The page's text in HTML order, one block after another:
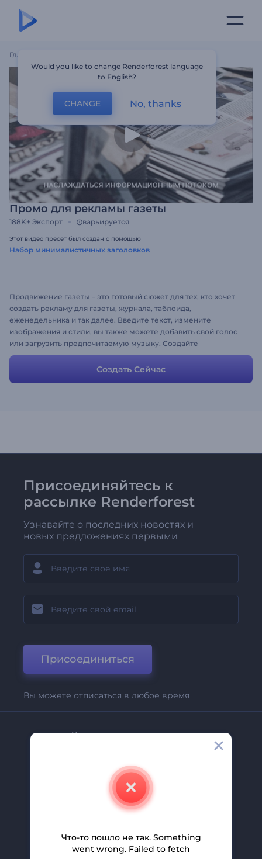
Главная
Промо для рекламы газеты
188K+ Экспорт варьируется
Этот видео пресет был создан с помощью
Набор минималистичных заголовков
Продвижение газеты – это готовый сюжет для тех, кто хочет
создать рекламу для газеты, журнала, таблоида,
еженедельника и так далее. Введите текст, измените
изображения и стили, вы также можете добавить свой голос
или загрузить предпочитаемую музыку. Создайте
собственное видео, используя этот сюжет в качестве основы :)
Создать Сейчас
Присоединяйтесь к
рассылке Renderforest
Узнавайте о последних новостях и
новых предложениях первыми
Присоединиться
Вы можете отписаться в любое время
Компания
Свяжитесь С Нами
Помощь И Поддержка
Партнерская Программа
Политика Конфиденциальности
Would you like to change Renderforest language
to English?
CHANGE No, thanks
Что-то пошло не так. Something
went wrong. Failed to fetch